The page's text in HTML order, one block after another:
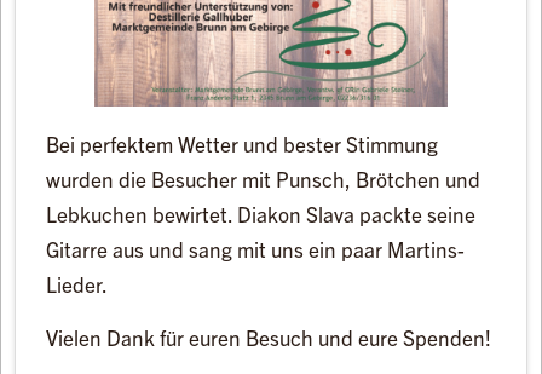
Bei perfektem Wetter und bester Stimmung
wurden die Besucher mit Punsch, Brötchen und
Lebkuchen bewirtet. Diakon Slava packte seine
Gitarre aus und sang mit uns ein paar Martins-
Lieder.
Vielen Dank für euren Besuch und eure Spenden!